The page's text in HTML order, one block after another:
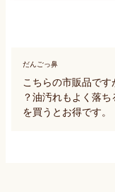
だんごっ鼻
こちらの市販品で
？油汚れもよく落
を買うとお得です。